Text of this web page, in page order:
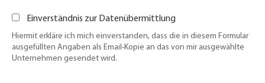
Einverständnis zur Datenübermittlung
Hiermit erkläre ich mich einverstanden, dass die in diesem Formular
ausgefüllten Angaben als Email-Kopie an das von mir ausgewählte
Unternehmen gesendet wird.